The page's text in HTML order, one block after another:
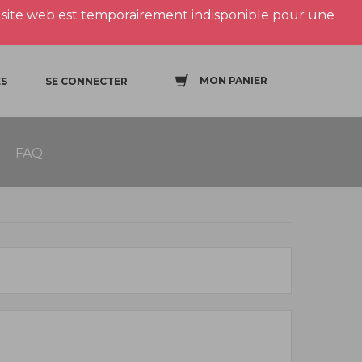
web est temporairement indisponible pour une
SE CONNECTER MON PANIER
FAQ